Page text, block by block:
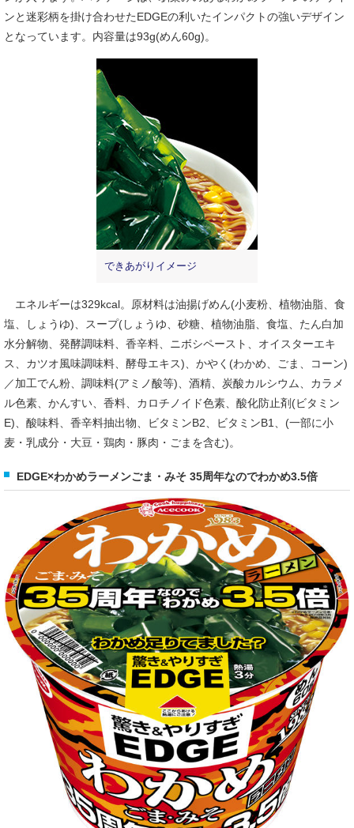
ンと迷彩柄を掛け合わせたEDGEの利いたインパクトの強いデザイン
となっています。内容量は93g(めん60g)。
できあがりイメージ
エネルギーは329kcal。原材料は油揚げめん(小麦粉、植物油脂、食
塩、しょうゆ)、スープ(しょうゆ、砂糖、植物油脂、食塩、たん白加
水分解物、発酵調味料、香辛料、ニボシペースト、オイスターエキ
ス、カツオ風味調味料、酵母エキス)、かやく(わかめ、ごま、コーン)
／加工でん粉、調味料(アミノ酸等)、酒精、炭酸カルシウム、カラメ
ル色素、かんすい、香料、カロチノイド色素、酸化防止剤(ビタミン
E)、酸味料、香辛料抽出物、ビタミンB2、ビタミンB1、(一部に小
麦・乳成分・大豆・鶏肉・豚肉・ごまを含む)。
EDGE×わかめラーメンごま・みそ 35周年なのでわかめ3.5倍